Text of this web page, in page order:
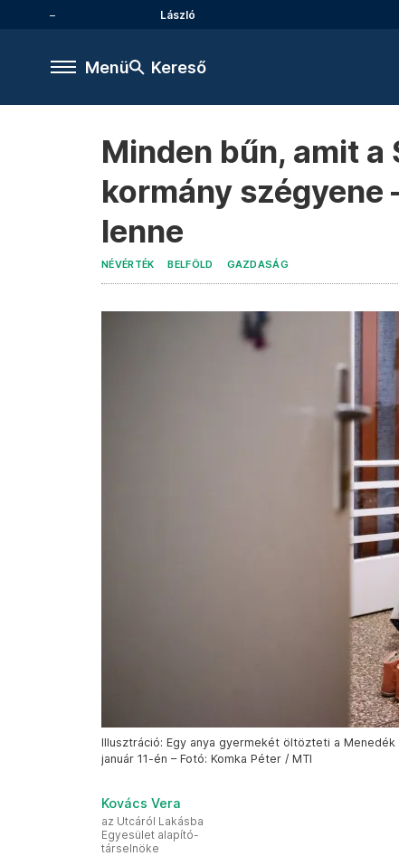
László
Menü Kereső
Minden bűn, amit
kormány szégyene
lenne
NÉVÉRTÉK BELFÖLD GAZDASÁG
Illusztráció: Egy anya gyermekét öltözteti a
január 11-én – Fotó: Komka Péter / MTI
Kovács Vera
az Utcáról Lakásba
Egyesület alapító-
társelnöke